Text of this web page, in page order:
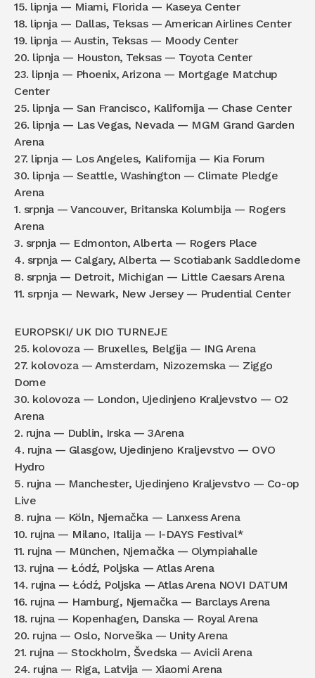
15. lipnja — Miami, Florida — Kaseya Center
18. lipnja — Dallas, Teksas — American Airlines Center
19. lipnja — Austin, Teksas — Moody Center
20. lipnja — Houston, Teksas — Toyota Center
23. lipnja — Phoenix, Arizona — Mortgage Matchup
Center
25. lipnja — San Francisco, Kalifornija — Chase Center
26. lipnja — Las Vegas, Nevada — MGM Grand Garden
Arena
27. lipnja — Los Angeles, Kalifornija — Kia Forum
30. lipnja — Seattle, Washington — Climate Pledge
Arena
1. srpnja — Vancouver, Britanska Kolumbija — Rogers
Arena
3. srpnja — Edmonton, Alberta — Rogers Place
4. srpnja — Calgary, Alberta — Scotiabank Saddledome
8. srpnja — Detroit, Michigan — Little Caesars Arena
11. srpnja — Newark, New Jersey — Prudential Center
EUROPSKI/ UK DIO TURNEJE
25. kolovoza — Bruxelles, Belgija — ING Arena
27. kolovoza — Amsterdam, Nizozemska — Ziggo
Dome
30. kolovoza — London, Ujedinjeno Kraljevstvo — O2
Arena
2. rujna — Dublin, Irska — 3Arena
4. rujna — Glasgow, Ujedinjeno Kraljevstvo — OVO
Hydro
5. rujna — Manchester, Ujedinjeno Kraljevstvo — Co-op
Live
8. rujna — Köln, Njemačka — Lanxess Arena
10. rujna — Milano, Italija — I-DAYS Festival*
11. rujna — München, Njemačka — Olympiahalle
13. rujna — Łódź, Poljska — Atlas Arena
14. rujna — Łódź, Poljska — Atlas Arena NOVI DATUM
16. rujna — Hamburg, Njemačka — Barclays Arena
18. rujna — Kopenhagen, Danska — Royal Arena
20. rujna — Oslo, Norveška — Unity Arena
21. rujna — Stockholm, Švedska — Avicii Arena
24. rujna — Riga, Latvija — Xiaomi Arena